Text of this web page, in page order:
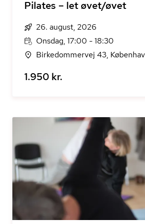
Pilates – let øvet/øvet
26. august, 2026
Onsdag, 17:00 - 18:30
Birkedommervej 43,
1.950 kr.